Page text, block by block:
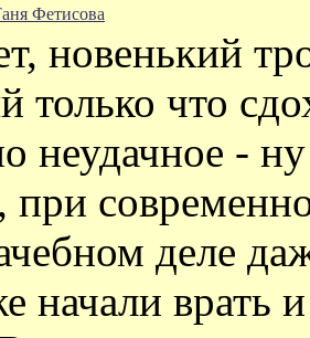
Фетисова
новенький
только что
неудачное -
при
деле
начали врать